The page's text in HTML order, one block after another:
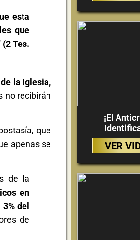
esta
que
Tes.
la Iglesia,
no recibirán
que
apenas se
de la
en
del
de
¡El
VER